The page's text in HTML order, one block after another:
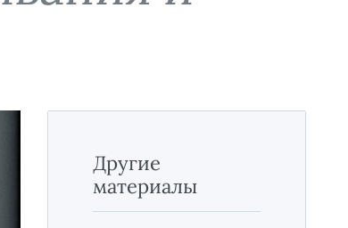
Другие
материалы